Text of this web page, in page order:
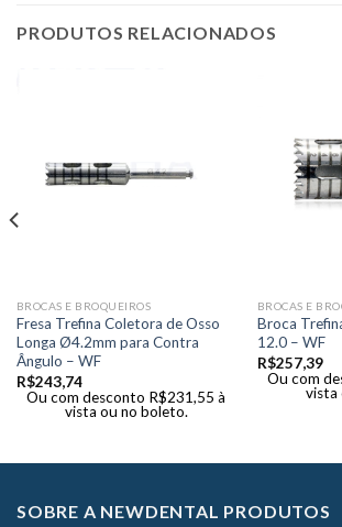
PRODUTOS RELACIONADOS
BROCAS E BROQUEIROS
Fresa Trefina Coletora de Osso
Longa Ø4.2mm para Contra
Ângulo – WF
R$243,74
Ou com desconto R$231,55 à
vista ou no boleto.
BROCAS E
Broca
12.0 – WF
R$257,39
Ou com
vista
SOBRE A NEWDENTAL PRODUTOS